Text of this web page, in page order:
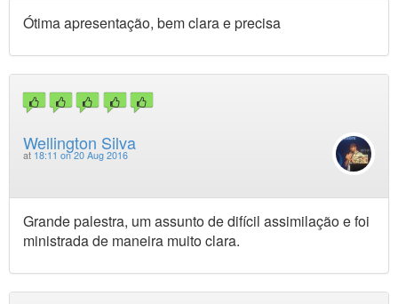
Ótima apresentação, bem clara e precisa
Wellington Silva
at 18:11 on 20 Aug 2016
Grande palestra, um assunto de difícil assimilação e foi
ministrada de maneira muito clara.